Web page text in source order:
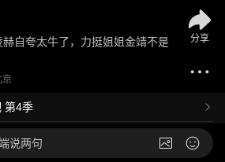
自夸太牛了，力挺姐姐金靖不是
京
第4季
分享
说两句